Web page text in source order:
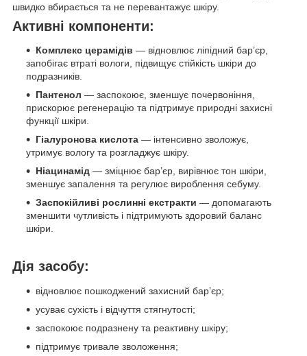
швидко вбирається та не перевантажує шкіру.
Активні компоненти:
Комплекс церамідів — відновлює ліпідний бар’єр,
запобігає втраті вологи, підвищує стійкість шкіри до
подразників.
Пантенол — заспокоює, зменшує почервоніння,
прискорює регенерацію та підтримує природні захисні
функції шкіри.
Гіалуронова кислота — інтенсивно зволожує,
утримує вологу та розгладжує шкіру.
Ніацинамід — зміцнює бар’єр, вирівнює тон шкіри,
зменшує запалення та регулює вироблення себуму.
Заспокійливі рослинні екстракти — допомагають
зменшити чутливість і підтримують здоровий баланс
шкіри.
Дія засобу:
відновлює пошкоджений захисний бар’єр;
усуває сухість і відчуття стягнутості;
заспокоює подразнену та реактивну шкіру;
підтримує тривале зволоження;